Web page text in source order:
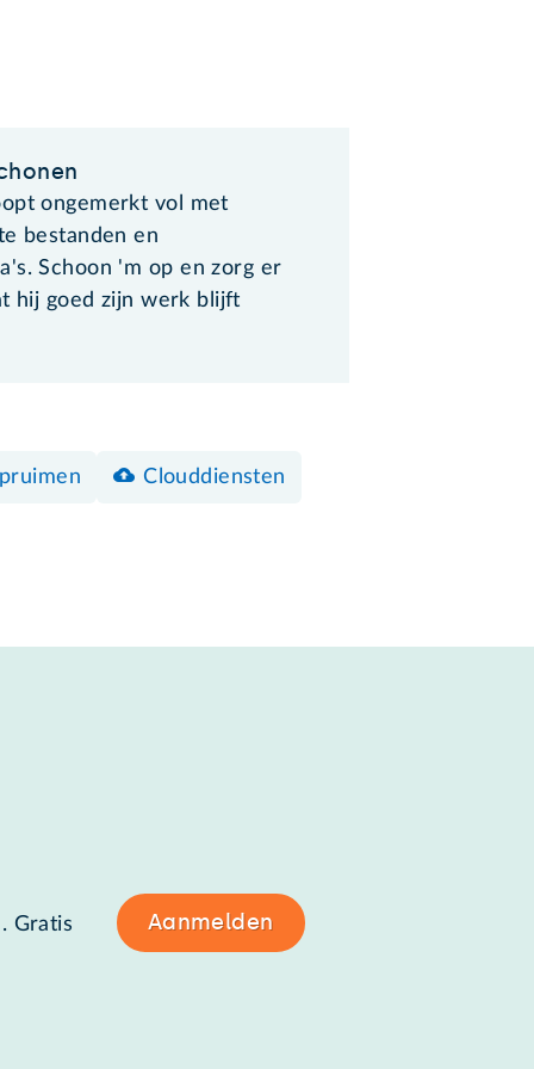
ongemerkt vol met
bestanden en
Schoon 'm op en zorg er
hij goed zijn werk blijft
Clouddiensten
Gratis Aanmelden